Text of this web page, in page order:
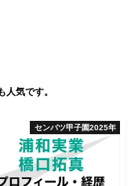
人気です。
センバツ甲子園2025年